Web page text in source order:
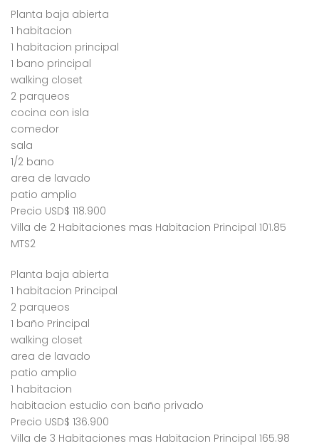
Planta baja abierta
1 habitacion
1 habitacion principal
1 bano principal
walking closet
2 parqueos
cocina con isla
comedor
sala
1/2 bano
area de lavado
patio amplio
Precio USD$ 118.900
Villa de 2 Habitaciones mas Habitacion Principal 101.85
MTS2
Planta baja abierta
1 habitacion Principal
2 parqueos
1 baño Principal
walking closet
area de lavado
patio amplio
1 habitacion
habitacion estudio con baño privado
Precio USD$ 136.900
Villa de 3 Habitaciones mas Habitacion Principal 165.98